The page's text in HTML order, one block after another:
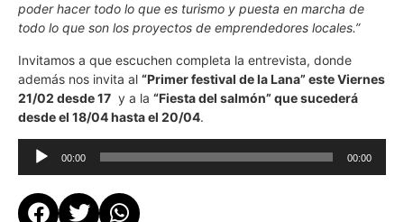
poder hacer todo lo que es turismo y puesta en marcha de
todo lo que son los proyectos de emprendedores locales.”
Invitamos a que escuchen completa la entrevista, donde
además nos invita al “Primer festival de la Lana” este Viernes
21/02 desde 17 y a la “Fiesta del salmón” que sucederá
desde el 18/04 hasta el 20/04.
Reproductor
00:00 00:00